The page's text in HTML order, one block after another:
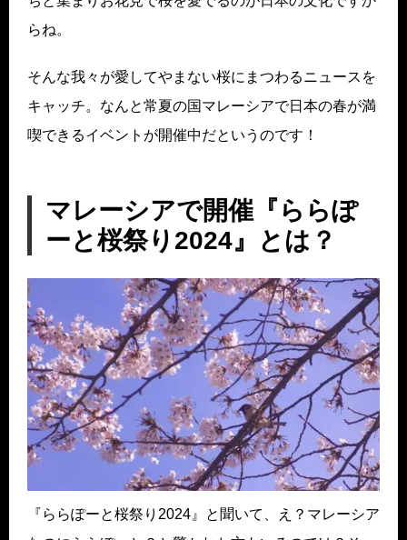
らね。
そんな我々が愛してやまない桜にまつわるニュースを
キャッチ。なんと常夏の国マレーシアで日本の春が満
喫できるイベントが開催中だというのです！
マレーシアで開催『ららぽ
ーと桜祭り2024』とは？
『ららぽーと桜祭り2024』と聞いて、え？マレーシア